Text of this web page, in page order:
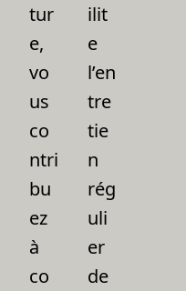
tur
e,
vo
us
co
ntri
bu
ez
à
co
ilit
e
l’en
tre
tie
n
rég
uli
er
de